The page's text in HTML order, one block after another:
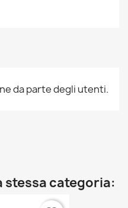
da parte degli utenti.
categoria: